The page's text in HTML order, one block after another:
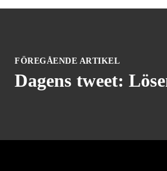
FÖREGÅENDE ARTIKEL
Dagens tweet: